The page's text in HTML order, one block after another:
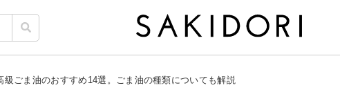
級ごま油のおすすめ14選。ごま油の種類についても解説